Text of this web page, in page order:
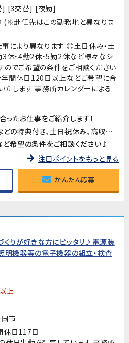
] [3交替] [夜勤]
(※赴任先はこの勤務地と異なりま
により異なります ◎土日休み・土
3休・4勤2休・5勤2休など様々なシ
のでご希望の条件をご相談ください
間休日120日以上などご希望に合
たします 事務所カレンダーによる
ったお仕事をご紹介します!
寮費無料や入社祝い金などの特典付き、土日祝休み、高収入など様々なお仕事を掲載中です
希望の条件をご相談ください♪
注目ポイントをもっと見る
かんたん応募
くりが好きな方にピッタリ♪電源装
明機器等の電子機器の組立・検査
上
市
休日117日